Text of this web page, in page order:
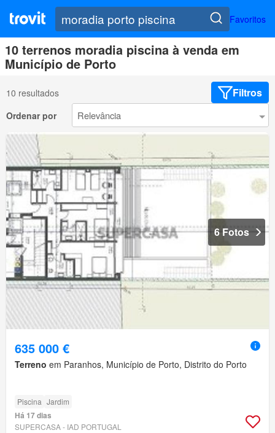
Favoritos
10 terrenos moradia piscina à venda em
Município de Porto
10 resultados Filtros
Ordenar por
6 Fotos
635 000 €
Terreno em Paranhos, Município de Porto, Distrito do Porto
Piscina Jardim
Há 17 dias
SUPERCASA - IAD PORTUGAL